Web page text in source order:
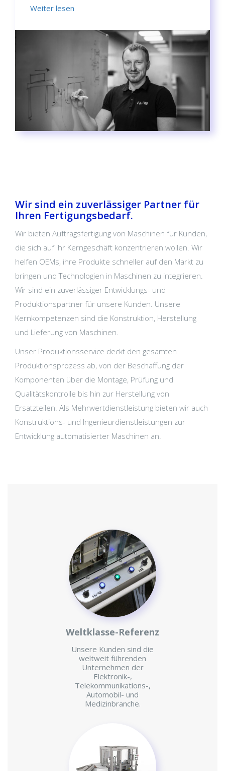
Weiter lesen
Wir sind ein zuverlässiger Partner für
Ihren Fertigungsbedarf.
Wir bieten Auftragsfertigung von Maschinen für Kunden,
die sich auf ihr Kerngeschäft konzentrieren wollen. Wir
helfen OEMs, ihre Produkte schneller auf den Markt zu
bringen und Technologien in Maschinen zu integrieren.
Wir sind ein zuverlässiger Entwicklungs- und
Produktionspartner für unsere Kunden. Unsere
Kernkompetenzen sind die Konstruktion, Herstellung
und Lieferung von Maschinen.
Unser Produktionsservice deckt den gesamten
Produktionsprozess ab, von der Beschaffung der
Komponenten über die Montage, Prüfung und
Qualitätskontrolle bis hin zur Herstellung von
Ersatzteilen. Als Mehrwertdienstleistung bieten wir auch
Konstruktions- und Ingenieurdienstleistungen zur
Entwicklung automatisierter Maschinen an.
Weltklasse-Referenz
Unsere Kunden sind die
weltweit führenden
Unternehmen der
Elektronik-,
Telekommunikations-,
Automobil- und
Medizinbranche.